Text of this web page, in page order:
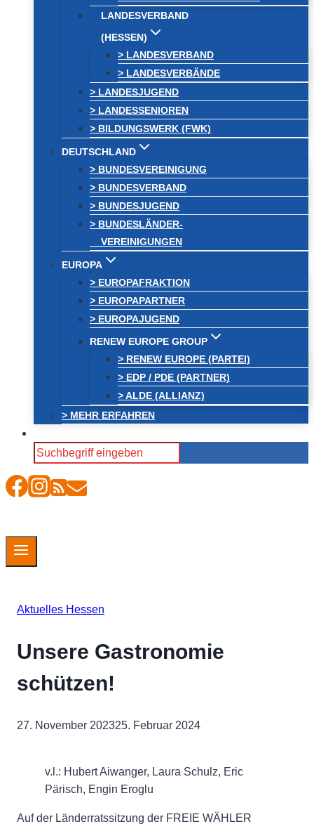
LANDESVERBAND
(HESSEN)
> LANDESVERBAND
> LANDESVERBÄNDE
> LANDESJUGEND
> LANDESSENIOREN
> BILDUNGSWERK (FWK)
DEUTSCHLAND
> BUNDESVEREINIGUNG
> BUNDESVERBAND
> BUNDESJUGEND
> BUNDESLÄNDER-
VEREINIGUNGEN
EUROPA
> EUROPAFRAKTION
> EUROPAPARTNER
> EUROPAJUGEND
RENEW EUROPE GROUP
> RENEW EUROPE (PARTEI)
> EDP / PDE (PARTNER)
> ALDE (ALLIANZ)
> MEHR ERFAHREN
Search
for:
Aktuelles Hessen
Unsere Gastronomie
schützen!
27. November 202325. Februar 2024
v.l.: Hubert Aiwanger, Laura Schulz, Eric
Pärisch, Engin Eroglu
Auf der Länderratssitzung der FREIE WÄHLER